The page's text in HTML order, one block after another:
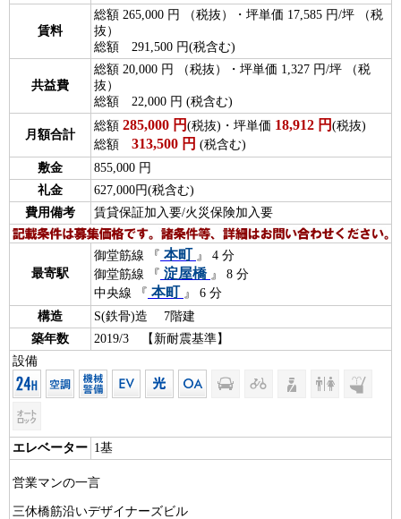
賃料
総額 265,000 円 （税抜）・坪単価 17,585 円/坪 （税
抜）
総額 291,500 円(税含む)
共益費
総額 20,000 円 （税抜）・坪単価 1,327 円/坪 （税
抜）
総額 22,000 円 (税含む)
月額合計
総額 285,000 円 (税抜)・坪単価 18,912 円 (税抜)
総額 313,500 円 (税含む)
敷金
855,000 円
礼金
627,000円(税含む)
費用備考
賃貸保証加入要/火災保険加入要
最寄駅
御堂筋線 『 本町 』 4 分
御堂筋線 『 淀屋橋 』 8 分
中央線 『 本町 』 6 分
構造
S(鉄骨)造 7階建
築年数
2019/3 【新耐震基準】
設備
エレベーター 1基
営業マンの一言
三休橋筋沿いデザイナーズビル